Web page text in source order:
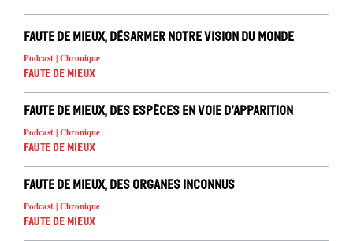
Faute de mieux, désarmer notre vision du monde
Podcast | Chronique
Faute de mieux
Faute de mieux, des espèces en voie d’apparition
Podcast | Chronique
Faute de mieux
Faute de mieux, des organes inconnus
Podcast | Chronique
Faute de mieux